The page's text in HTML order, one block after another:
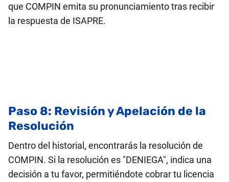
que COMPIN emita su pronunciamiento tras recibir
la respuesta de ISAPRE.
Paso 8: Revisión y Apelación de la
Resolución
Dentro del historial, encontrarás la resolución de
COMPIN. Si la resolución es "DENIEGA", indica una
decisión a tu favor, permitiéndote cobrar tu licencia